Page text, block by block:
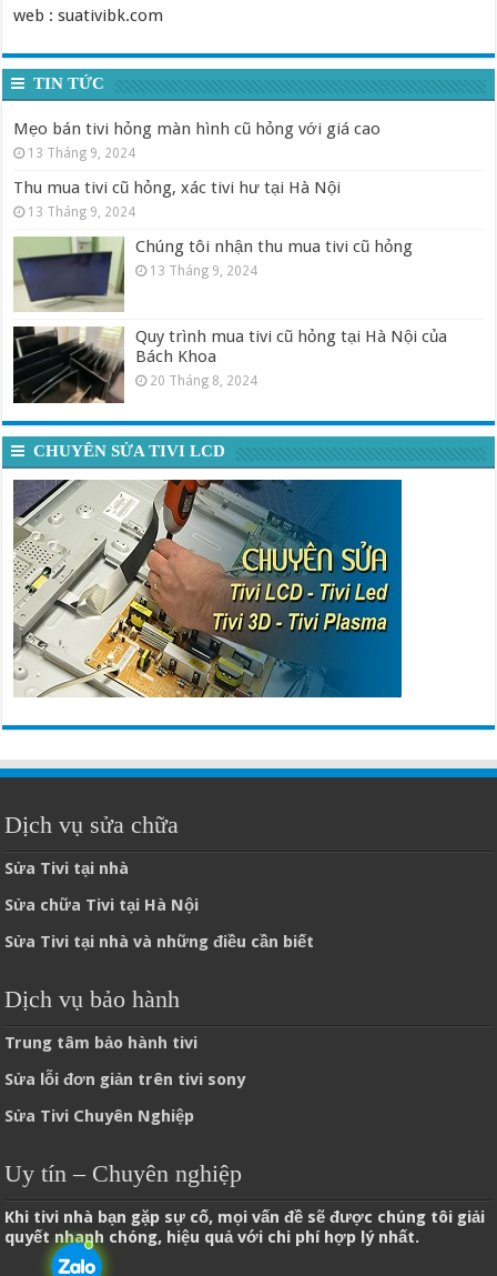
web : suativibk.com
TIN TỨC
Mẹo bán tivi hỏng màn hình cũ hỏng với giá cao
13 Tháng 9, 2024
Thu mua tivi cũ hỏng, xác tivi hư tại Hà Nội
13 Tháng 9, 2024
Chúng tôi nhận thu mua tivi cũ hỏng
13 Tháng 9, 2024
Quy trình mua tivi cũ hỏng tại Hà Nội của
Bách Khoa
20 Tháng 8, 2024
CHUYÊN SỬA TIVI LCD
Dịch vụ sửa chữa
Sửa Tivi tại nhà
Sửa chữa Tivi tại Hà Nội
Sửa Tivi tại nhà và những điều cần biết
Dịch vụ bảo hành
Trung tâm bảo hành tivi
Sửa lỗi đơn giản trên tivi sony
Sửa Tivi Chuyên Nghiệp
Uy tín – Chuyên nghiệp
Khi tivi nhà bạn gặp sự cố, mọi vấn đề sẽ được chúng tôi giải
quyết nhanh chóng, hiệu quả với chi phí hợp lý nhất.